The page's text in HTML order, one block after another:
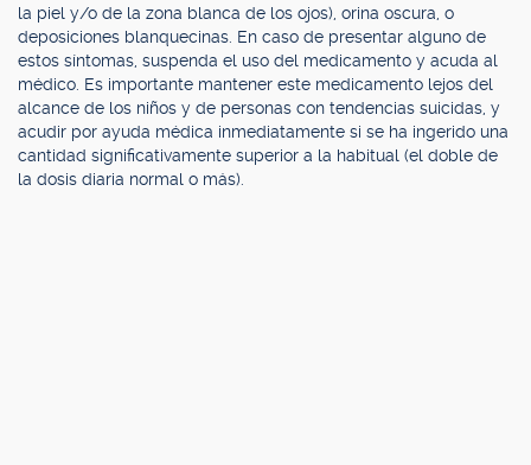
la piel y/o de la zona blanca de los ojos), orina oscura, o
deposiciones blanquecinas. En caso de presentar alguno de
estos síntomas, suspenda el uso del medicamento y acuda al
médico. Es importante mantener este medicamento lejos del
alcance de los niños y de personas con tendencias suicidas, y
acudir por ayuda médica inmediatamente si se ha ingerido una
cantidad significativamente superior a la habitual (el doble de
la dosis diaria normal o más).